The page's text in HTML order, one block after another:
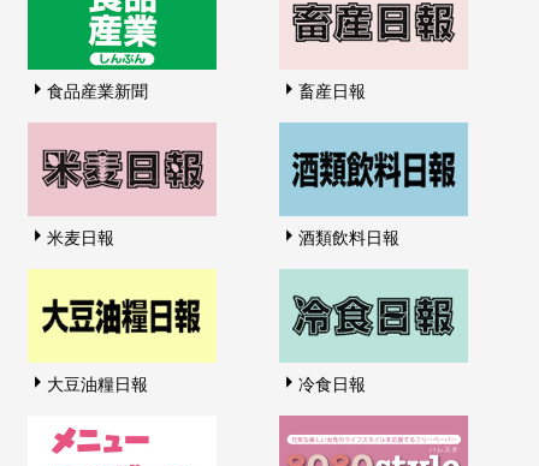
食品産業新聞 畜産日報
米麦日報 酒類飲料日報
大豆油糧日報 冷食日報